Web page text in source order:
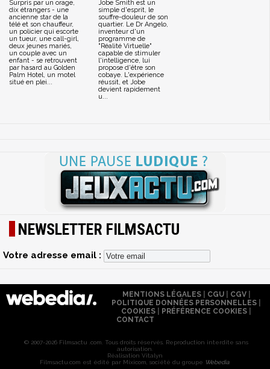
Surpris par un orage,
dix étrangers - une
ancienne star de la
télé et son chauffeur,
un policier qui escorte
un tueur, une call-girl,
deux jeunes mariés,
un couple avec un
enfant - se retrouvent
par hasard au Golden
Palm Hotel, un motel
situé en plei...
Jobe Smith est un
simple d'esprit, le
souffre-douleur de son
quartier. Le Dr Angelo,
inventeur d'un
programme de
"Réalité Virtuelle"
capable de stimuler
l'intelligence, lui
propose d'être son
cobaye. L'expérience
réussit, et Jobe
devient rapidement
u...
NEWSLETTER FILMSACTU
Votre adresse email :
MENTIONS LÉGALES| CGU| CGV|
POLITIQUE DONNÉES PERSONNELLES
COOKIES
PRÉFÉRENCE COOKIES
CONTACT
© 2007-2026 Filmsactu .com. Tous droits réservés. Reproduction interdite sans
autorisation.
Réalisation Vitalyn
Filmsactu .com est édité par Mixicom, société du groupe Webedia.